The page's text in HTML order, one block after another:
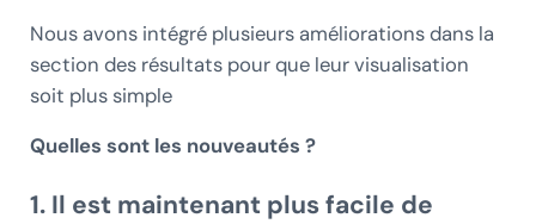
Nous avons intégré plusieurs améliorations dans la
section des résultats pour que leur visualisation
soit plus simple
Quelles sont les nouveautés ?
1. Il est maintenant plus facile de